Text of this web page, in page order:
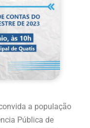
a população
Pública de